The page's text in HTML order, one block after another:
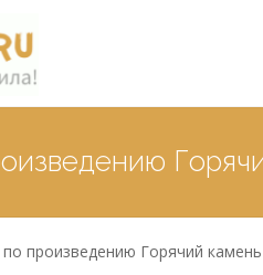
по произведению Горячий